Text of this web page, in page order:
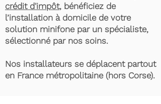
crédit d'impôt, bénéficiez de
l’installation à domicile de votre
solution minifone par un spécialiste,
sélectionné par nos soins.
Nos installateurs se déplacent partout
en France métropolitaine (hors Corse).